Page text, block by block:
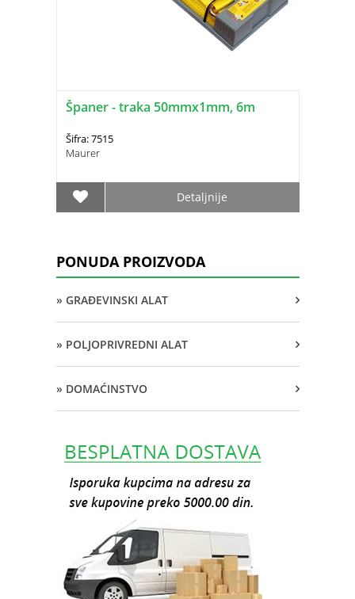
Španer - traka 50mmx1mm, 6m
Šifra: 7515
Maurer
Detaljnije
PONUDA PROIZVODA
» GRAĐEVINSKI ALAT
» POLJOPRIVREDNI ALAT
» DOMAĆINSTVO